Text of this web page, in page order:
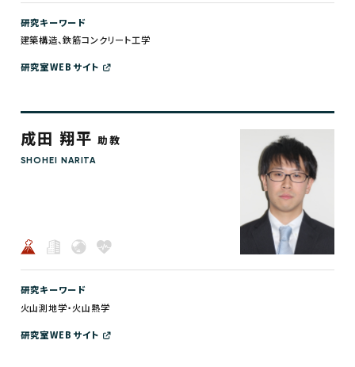
研究キーワード
建築構造、鉄筋コンクリート工学
研究室WEBサイト
成田 翔平助教
SHOHEI NARITA
研究キーワード
火山測地学・火山熱学
研究室WEBサイト